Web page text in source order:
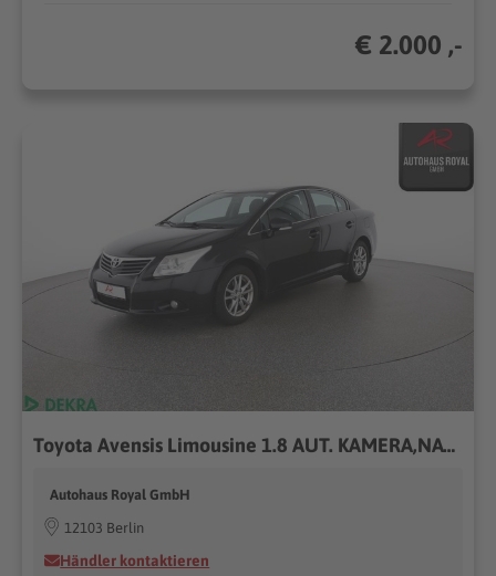
€ 2.000 ,-
Toyota Avensis Limousine 1.8 AUT. KAMERA,NAVIGATION
Autohaus Royal GmbH
12103 Berlin
Händler kontaktieren